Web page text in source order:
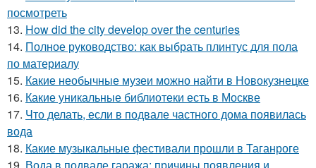
посмотреть
13. How did the city develop over the centuries
14. Полное руководство: как выбрать плинтус для пола
по материалу
15. Какие необычные музеи можно найти в Новокузнецке
16. Какие уникальные библиотеки есть в Москве
17. Что делать, если в подвале частного дома появилась
вода
18. Какие музыкальные фестивали прошли в Таганроге
19. Вода в подвале гаража: причины появления и